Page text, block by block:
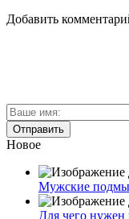
Добавить
Новое
Мужские
Для чего